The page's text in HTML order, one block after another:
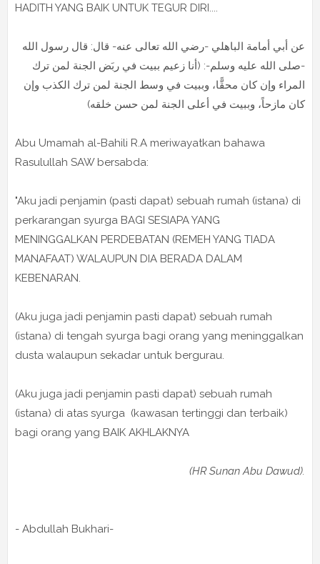
HADITH YANG BAIK UNTUK TEGUR DIRI....
-صلى الله عليه وسلم-: (أنا زعيم ببيت في ربَض الجنة لمن ترك
المراء وإن كان محقًّا، وببيت في وسط الجنة لمن ترك الكذب وإن
كان مازحاً، وببيت في أعلى الجنة لمن حسن خلقه)
Abu Umamah al-Bahili R.A meriwayatkan bahawa
Rasulullah SAW bersabda:
"Aku jadi penjamin (pasti dapat) sebuah rumah (istana) di
perkarangan syurga BAGI SESIAPA YANG
MENINGGALKAN PERDEBATAN (REMEH YANG TIADA
MANAFAAT) WALAUPUN DIA BERADA DALAM
KEBENARAN.
(Aku juga jadi penjamin pasti dapat) sebuah rumah
(istana) di tengah syurga bagi orang yang meninggalkan
dusta walaupun sekadar untuk bergurau.
(Aku juga jadi penjamin pasti dapat) sebuah rumah
(istana) di atas syurga (kawasan tertinggi dan terbaik)
bagi orang yang BAIK AKHLAKNYA
(HR Sunan Abu Dawud).
- Abdullah Bukhari-